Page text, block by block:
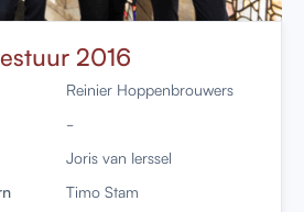
2016
Reinier Hoppenbrouwers
-
Joris van Ierssel
Timo Stam